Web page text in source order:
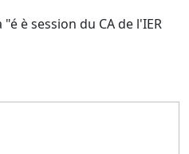
è session du CA de l'IER